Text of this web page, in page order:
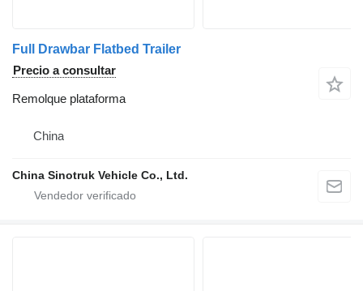
Full Drawbar Flatbed Trailer
Precio a consultar
Remolque plataforma
China
China Sinotruk Vehicle Co., Ltd.